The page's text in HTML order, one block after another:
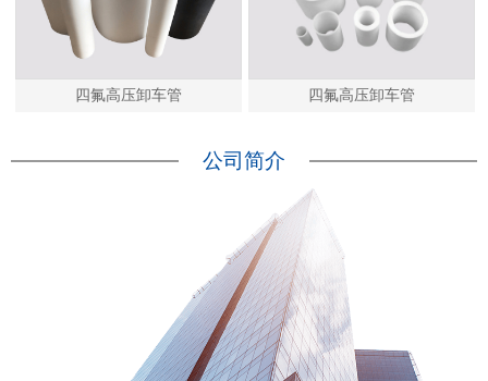
四氟高压卸车管 四氟高压卸车管
公司简介